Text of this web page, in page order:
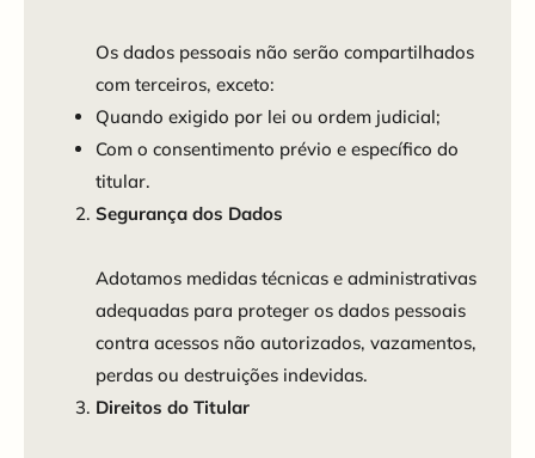
Os dados pessoais não serão compartilhados
com terceiros, exceto:
Quando exigido por lei ou ordem judicial;
Com o consentimento prévio e específico do
titular.
Segurança dos Dados
Adotamos medidas técnicas e administrativas
adequadas para proteger os dados pessoais
contra acessos não autorizados, vazamentos,
perdas ou destruições indevidas.
Direitos do Titular